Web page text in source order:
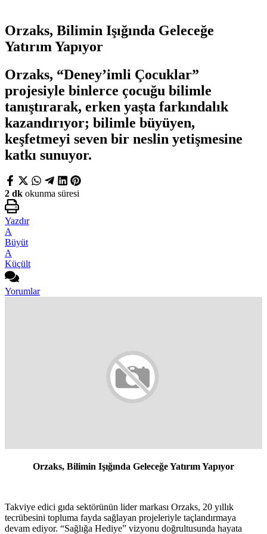
Orzaks, Bilimin Işığında Geleceğe
Yatırım Yapıyor
Orzaks, “Deney’imli Çocuklar”
projesiyle binlerce çocuğu bilimle
tanıştırarak, erken yaşta farkındalık
kazandırıyor; bilimle büyüyen,
keşfetmeyi seven bir neslin yetişmesine
katkı sunuyor.
2 dk okunma süresi
Yazdır
A
Büyüt
A
Küçült
Yorumlar
Orzaks, Bilimin Işığında Geleceğe Yatırım Yapıyor
Takviye edici gıda sektörünün lider markası Orzaks, 20 yıllık
tecrübesini topluma fayda sağlayan projeleriyle taçlandırmaya
devam ediyor. “Sağlığa Hediye” vizyonu doğrultusunda hayata